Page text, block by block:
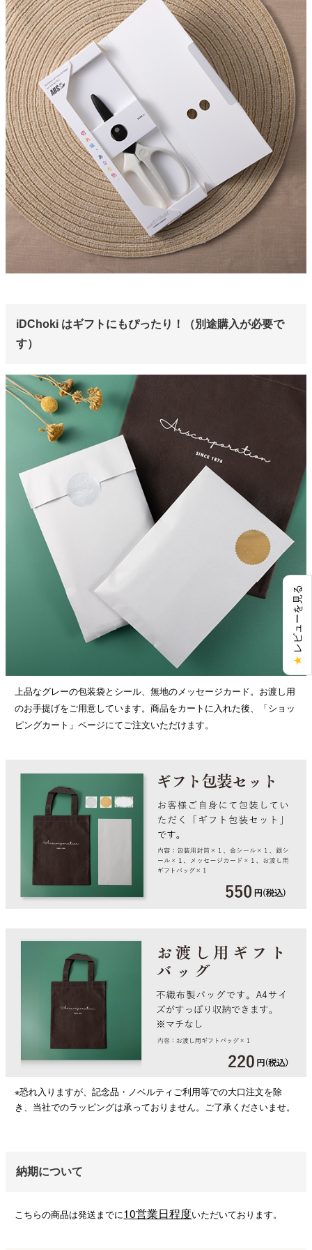
iDChoki はギフトにもぴったり！（別途購入が必要で
す）
上品なグレーの包装袋とシール、無地のメッセージカード。お渡し用
のお手提げをご用意しています。商品をカートに入れた後、「ショッ
ピングカート」ページにてご注文いただけます。
※恐れ入りますが、記念品・ノベルティご利用等での大口注文を除
き、当社でのラッピングは承っておりません。ご了承くださいませ。
納期について
こちらの商品は発送までに10営業日程度いただいております。
★
レビューを見る